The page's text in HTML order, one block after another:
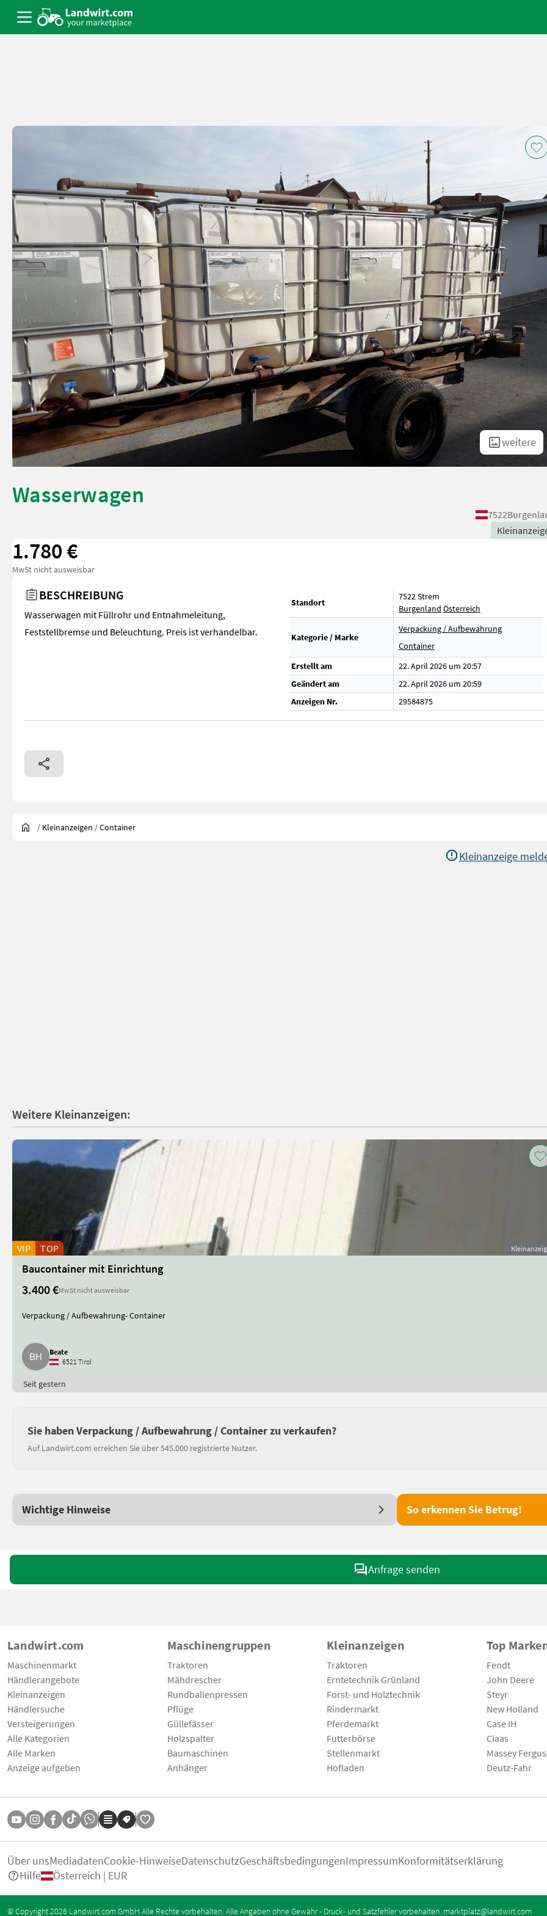
weitere
Wasserwagen
7522
1.780 €
MwSt nicht ausweisbar
BESCHREIBUNG
Wasserwagen mit Füllrohr und Entnahmeleitung,
Feststellbremse und Beleuchtung. Preis ist verhandelbar.
Standort
7522 Strem
Burgenland Österreich
Kategorie / Marke
Verpackung / Aufbewahrung
Container
Erstellt am
22. April 2026 um 20:57
Geändert am
22. April 2026 um 20:59
Anzeigen Nr.
29584875
/ Kleinanzeigen /Container
Kleinanzeige
Weitere Kleinanzeigen:
VIP TOP
Baucontainer mit Einrichtung
3.400 €MwSt nicht ausweisbar
Verpackung / Aufbewahrung- Container
Beate
6521 Tirol
Seit gestern
Sie haben Verpackung / Aufbewahrung / Container zu verkaufen?
Auf Landwirt.com erreichen Sie über 545.000 registrierte Nutzer.
Wichtige Hinweise So erkennen Sie Betrug!
Anfrage senden
Landwirt.com
Maschinenmarkt
Händlerangebote
Kleinanzeigen
Händlersuche
Versteigerungen
Alle Kategorien
Alle Marken
Anzeige aufgeben
Maschinengruppen
Traktoren
Mähdrescher
Rundballenpressen
Pflüge
Güllefässer
Holzspalter
Baumaschinen
Anhänger
Kleinanzeigen
Traktoren
Erntetechnik Grünland
Forst- und Holztechnik
Rindermarkt
Pferdemarkt
Futterbörse
Stellenmarkt
Hofladen
Top
Fendt
John Deere
Steyr
New Holland
Case IH
Claas
Massey
Deutz-Fahr
Über unsMediadatenCookie-HinweiseDatenschutzGeschäftsbedingungenImpressumKonformitätserklärung
Hilfe
Österreich | EUR
© Copyright 2026 Landwirt.com GmbH Alle Rechte vorbehalten. Alle Angaben ohne Gewähr - Druck- und Satzfehler vorbehalten. marktplatz@landwirt.com